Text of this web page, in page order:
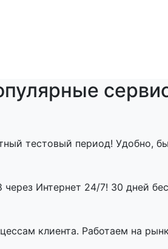
тестовый период! Удобно,
Интернет 24/7! 30 дней
клиента. Работаем на